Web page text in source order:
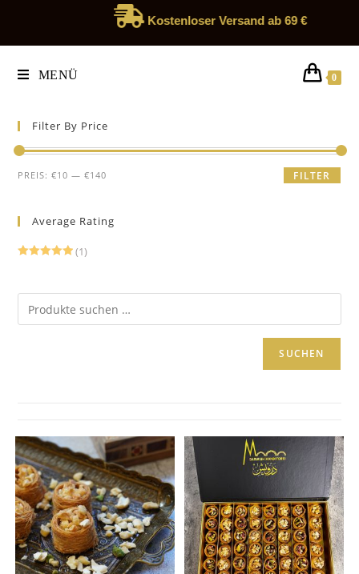
Kostenloser Versand ab 69 €
MENÜ 0
Filter By Price
FILTER
PREIS:€10 —€140
Average Rating
(1)
SUCHEN